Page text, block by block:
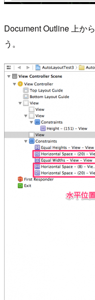
Document Outline 上か
う。